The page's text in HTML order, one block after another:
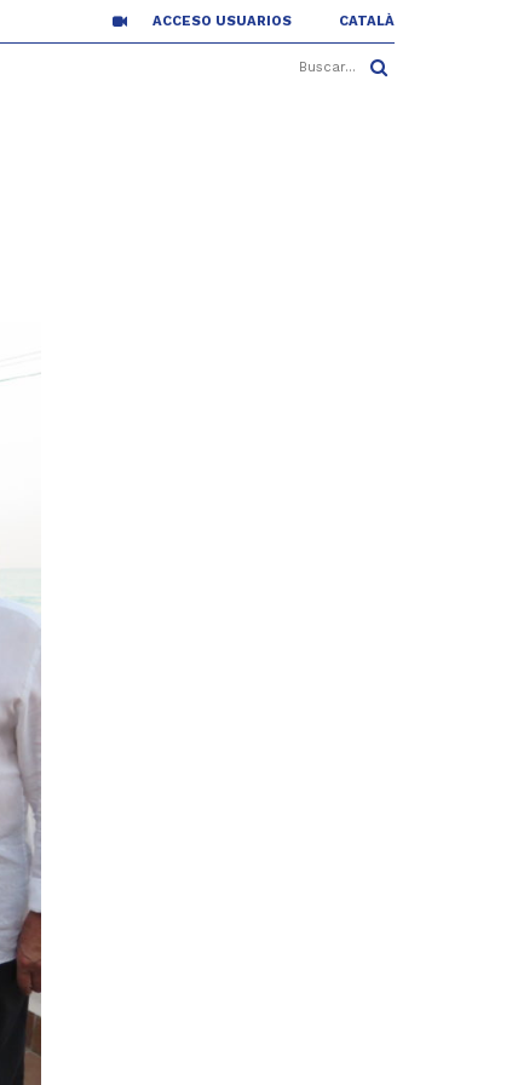
ACCESO USUARIOS CATALÀ